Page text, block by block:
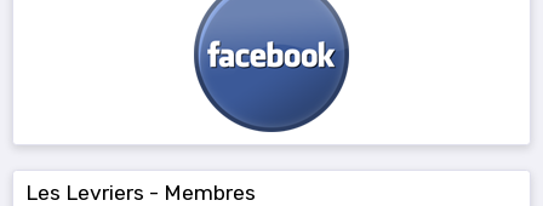
Les Levriers - Membres